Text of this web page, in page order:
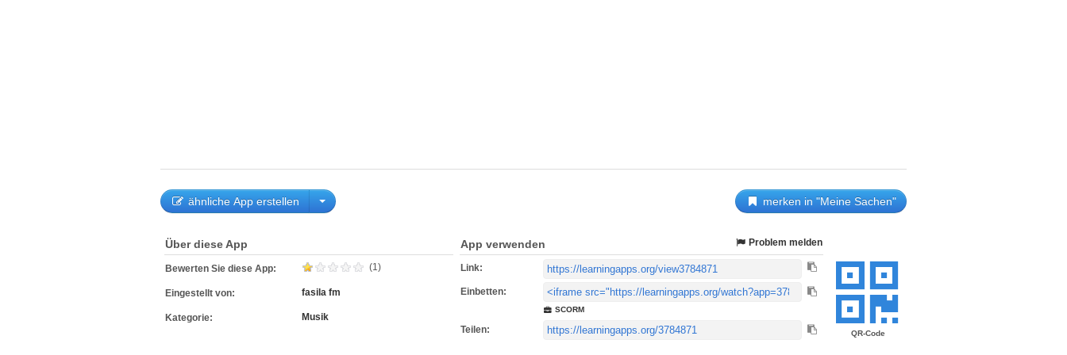
ähnliche App erstellen merken in "Meine Sachen"
QR-Code
Über diese App
Bewerten Sie diese App: (1)
Eingestellt von: fasila fm
Kategorie: Musik
App verwenden Problem melden
Link:
Einbetten:
SCORM
Teilen: